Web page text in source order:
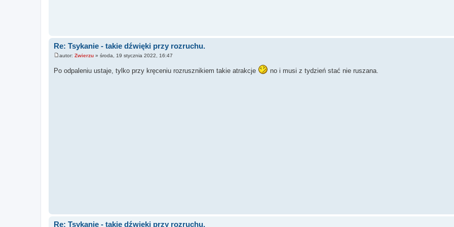
Re: Tsykanie - takie dźwięki przy rozruchu.
s
autor: Zwierzu » środa, 19 stycznia 2022, 16:47
Po odpaleniu ustaje, tylko przy kręceniu rozrusznikiem takie atrakcje no i musi z tydzień stać nie ruszana.
Re: Tsykanie - takie dźwięki przy rozruchu.